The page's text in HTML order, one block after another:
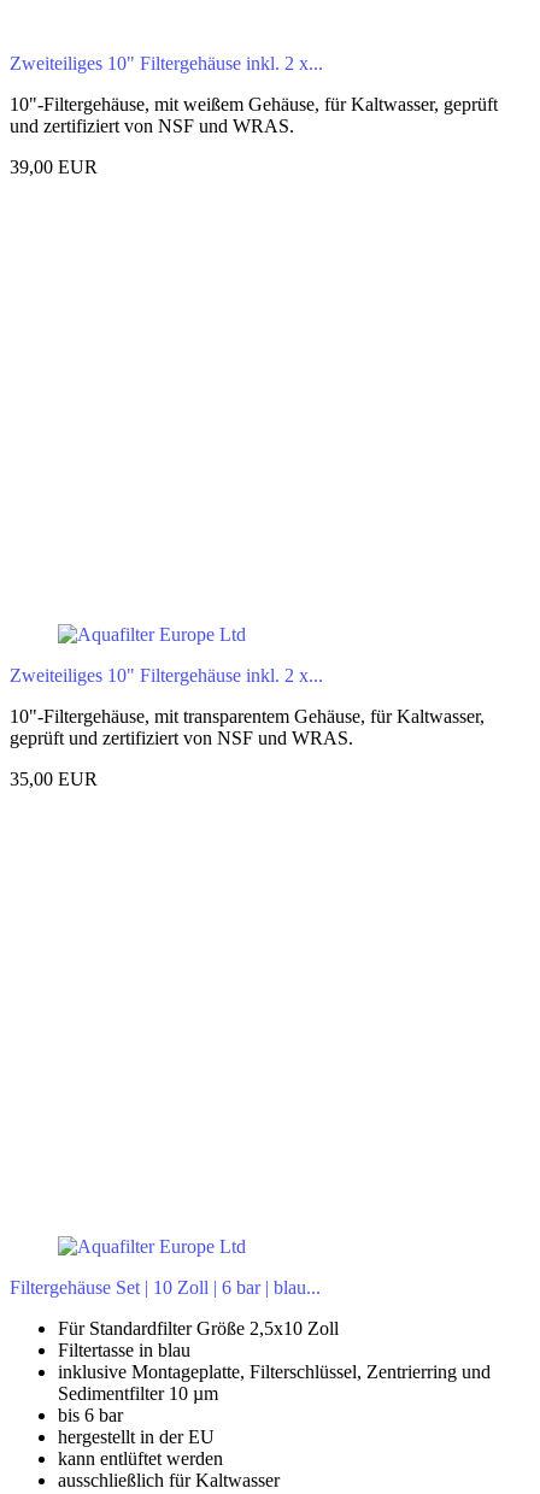
Zweiteiliges 10" Filtergehäuse inkl. 2 x...
10"-Filtergehäuse, mit weißem Gehäuse, für Kaltwasser, geprüft
und zertifiziert von NSF und WRAS.
39,00 EUR
Zweiteiliges 10" Filtergehäuse inkl. 2 x...
10"-Filtergehäuse, mit transparentem Gehäuse, für Kaltwasser,
geprüft und zertifiziert von NSF und WRAS.
35,00 EUR
Filtergehäuse Set | 10 Zoll | 6 bar | blau...
Für Standardfilter Größe 2,5x10 Zoll
Filtertasse in blau
inklusive Montageplatte, Filterschlüssel, Zentrierring und
Sedimentfilter 10 µm
bis 6 bar
hergestellt in der EU
kann entlüftet werden
ausschließlich für Kaltwasser